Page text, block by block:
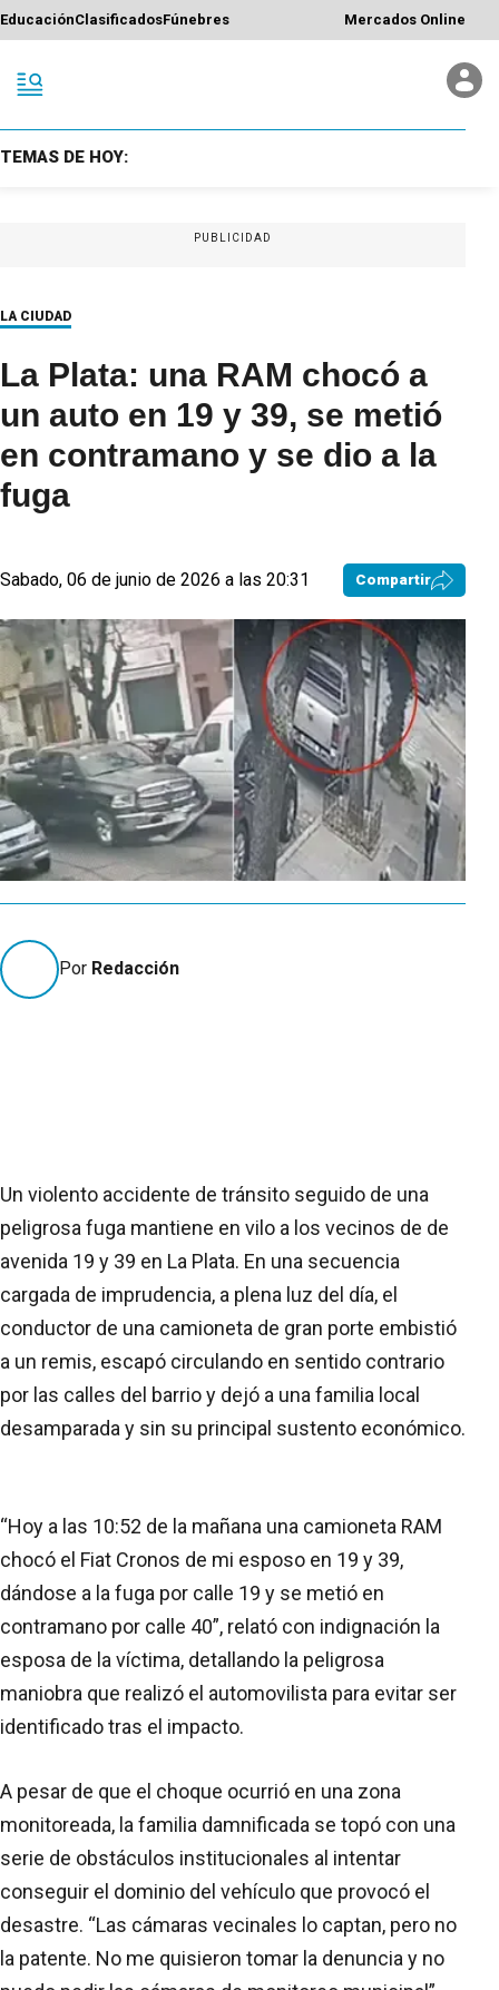
EducaciónClasificadosFúnebres Mercados Online
TEMAS DE HOY:
PUBLICIDAD
LA CIUDAD
La Plata: una RAM chocó a
un auto en 19 y 39, se metió
en contramano y se dio a la
fuga
Sabado, 06 de junio de 2026 a las 20:31 Compartir
Por Redacción
Un violento accidente de tránsito seguido de una
peligrosa fuga mantiene en vilo a los vecinos de de
avenida 19 y 39 en La Plata. En una secuencia
cargada de imprudencia, a plena luz del día, el
conductor de una camioneta de gran porte embistió
a un remis, escapó circulando en sentido contrario
por las calles del barrio y dejó a una familia local
desamparada y sin su principal sustento económico.
“Hoy a las 10:52 de la mañana una camioneta RAM
chocó el Fiat Cronos de mi esposo en 19 y 39,
dándose a la fuga por calle 19 y se metió en
contramano por calle 40”, relató con indignación la
esposa de la víctima, detallando la peligrosa
maniobra que realizó el automovilista para evitar ser
identificado tras el impacto.
A pesar de que el choque ocurrió en una zona
monitoreada, la familia damnificada se topó con una
serie de obstáculos institucionales al intentar
conseguir el dominio del vehículo que provocó el
desastre. “Las cámaras vecinales lo captan, pero no
la patente. No me quisieron tomar la denuncia y no